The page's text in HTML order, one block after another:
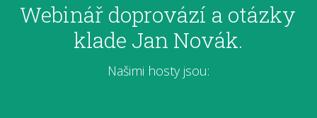
Webinář doprovází a otázky
klade Jan Novák.
Našimi hosty jsou: